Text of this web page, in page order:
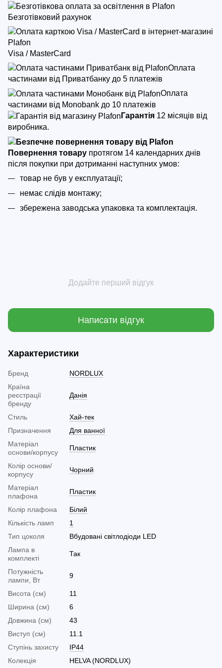
Безготівковий рахунок
Visa / MasterCard
Оплата
частинами від Приватбанку до 5 платежів
Оплата
частинами від Monobank до 10 платежів
Гарантія 12 місяців від
виробника.
Повернення товару протягом 14 календарних днів
після покупки при дотриманні наступних умов:
товар не був у експлуатації;
немає слідів монтажу;
збережена заводська упаковка та комплектація.
Додайте перший відгук
Написати відгук
Характеристики
Бренд
NORDLUX
Країна
реєстрації
бренду
Данія
Стиль
Хай-тек
Призначення
Для ванної
Матеріал
основи/корпусу
Пластик
Колір основи/
корпусу
Чорний
Матеріал
плафона
Пластик
Колір плафона
Білий
Кількість ламп
1
Тип цоколя
Вбудовані світлодіоди LED
Лампа в
комплекті
Так
Потужність
лампи, Вт
9
Висота (см)
11
Ширина (см)
6
Довжина (см)
43
Виступ (см)
11.1
Ступінь захисту
IP44
Колекція
HELVA (NORDLUX)